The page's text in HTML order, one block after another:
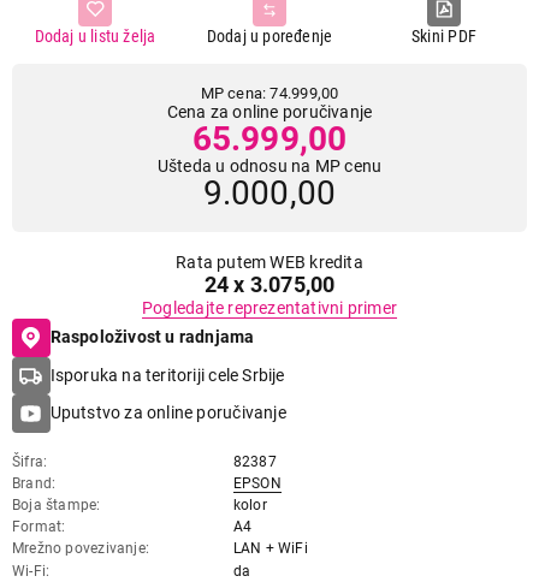
Skini PDF
Dodaj u poređenje
Dodaj u listu želja
MP cena: 74.999,00
Cena za online poručivanje
65.999,00
Ušteda u odnosu na MP cenu
9.000,00
Rata putem WEB kredita
24 x 3.075,00
Pogledajte reprezentativni primer
Raspoloživost u radnjama
Isporuka na teritoriji cele Srbije
Uputstvo za online poručivanje
Šifra
82387
Brand
EPSON
Boja štampe
kolor
Format
A4
Mrežno povezivanje
LAN + WiFi
Wi-Fi
da